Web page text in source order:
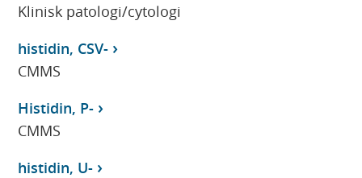
Klinisk patologi/cytologi
histidin, CSV-
CMMS
Histidin, P-
CMMS
histidin, U-